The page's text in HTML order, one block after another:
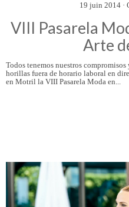
19 juin 2014 ·
VIII Pasarela
Arte
Todos tenemos nuestros
horillas fuera de horario laboral en
en Motril la VIII Pasarela Moda en...